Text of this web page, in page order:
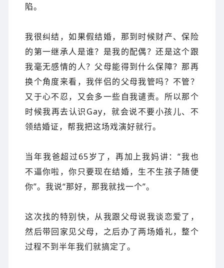
陷。
我很纠结，如果假结婚，那到时候财产、保险
的第一继承人是谁？是我的配偶？还是这个跟
我毫无感情的人？父母能得到什么保障？那再
换个角度来看，我伴侣的父母我管吗？不管？
又于心不忍，又会多一些自我谴责。 所以那个
时候我再去认识Gay，就会说不要小孩儿、不
领结婚证，帮我把这场戏演好就行。
当年我爸超过65岁了，再加上我妈讲：“我也
不逼你啦，你只要现在结婚，生不生孩子随便
你”。我说“那好，那我就找一个”。
这次找的特别快，从我跟父母说我谈恋爱了，
然后带回家见父母，之后办了两场婚礼，整个
过程不到半年我们就搞定了。